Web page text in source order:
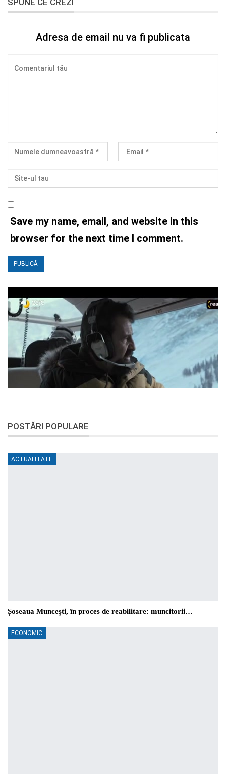
SPUNE CE CREZI
Adresa de email nu va fi publicata
Save my name, email, and website in this
browser for the next time I comment.
POSTĂRI POPULARE
ACTUALITATE
Șoseaua Muncești, în proces de reabilitare: muncitorii…
ECONOMIC